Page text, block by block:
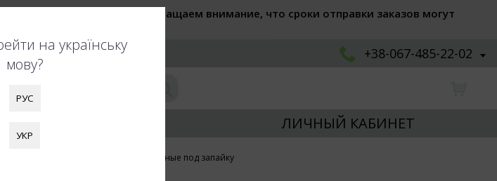
заказа. Также обращаем внимание, что сроки отправки заказов могут
+38-067-485-22-02
ЛИЧНЫЙ КАБИНЕТ
Контейнеры пластиковые прямоугольные под запайку
чёрный/600шт
на українську
мову?
РУС
УКР